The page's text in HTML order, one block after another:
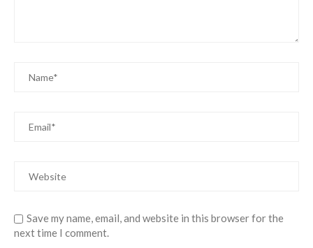
Save my name, email, and website in this browser for the
next time I comment.